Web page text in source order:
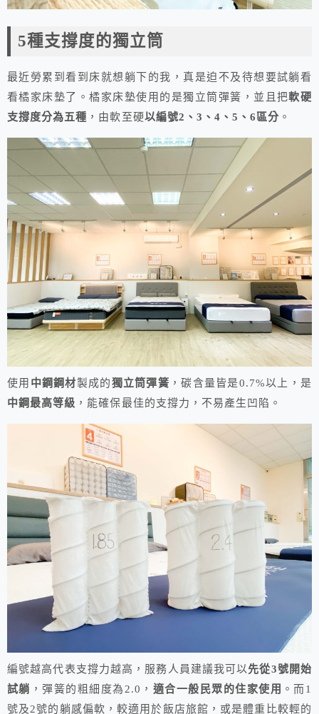
5種支撐度的獨立筒
最近勞累到看到床就想躺下的我，真是迫不及待想要試躺看
看橘家床墊了。橘家床墊使用的是獨立筒彈簧，並且把軟硬
支撐度分為五種 ，由軟至硬以編號2、3、4、5、6區分 。
使用 中鋼鋼材製成的獨立筒彈簧 ，碳含量皆是0.7%以上，是
中鋼最高等級 ，能確保最佳的支撐力，不易產生凹陷。
編號越高代表支撐力越高，服務人員建議我可以先從3號開始
試躺 ，彈簧的粗細度為2.0， 適合一般民眾的住家使用 。而1
號及2號的躺感偏軟，較適用於飯店旅館，或是體重比較輕的